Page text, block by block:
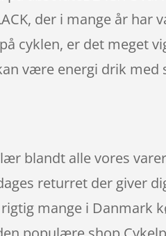
der i mange år har
cyklen, er det meget
være energi drik med
blandt alle vores
returret der giver
mange i Danmark